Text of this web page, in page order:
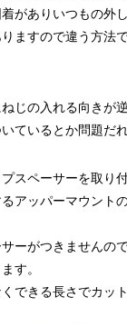
がありいつもの外
ますので違う方法
じの入れる向きが
ているとか問題だ
スペーサーを取り
アッパーマウント
ーがつきませんの
す。
できる長さでカッ